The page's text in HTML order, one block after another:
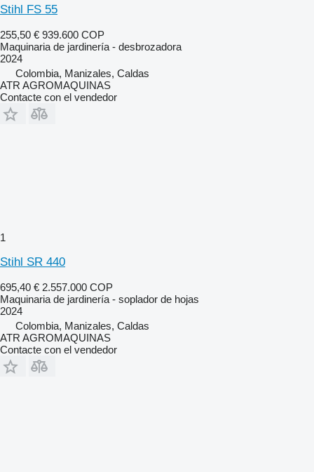
Stihl FS 55
255,50 € 939.600 COP
Maquinaria de jardinería - desbrozadora
2024
Colombia, Manizales, Caldas
ATR AGROMAQUINAS
Contacte con el vendedor
1
Stihl SR 440
695,40 € 2.557.000 COP
Maquinaria de jardinería - soplador de hojas
2024
Colombia, Manizales, Caldas
ATR AGROMAQUINAS
Contacte con el vendedor